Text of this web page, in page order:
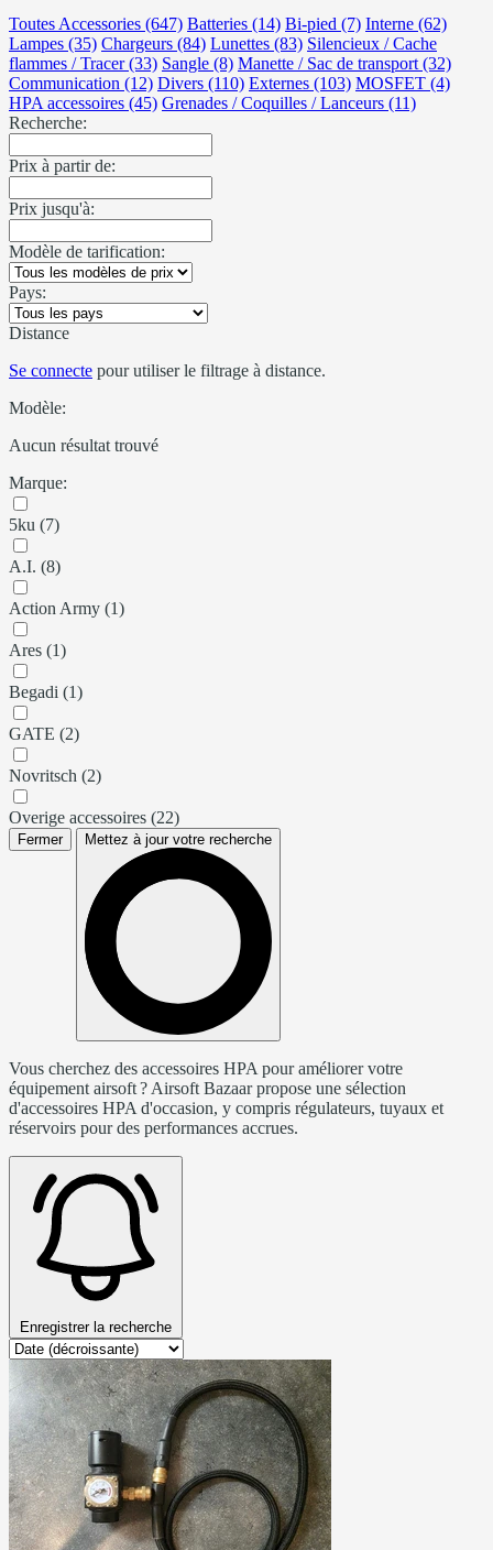
Toutes Accessories (647) Batteries (14) Bi-pied (7) Interne (62)
Lampes (35) Chargeurs (84) Lunettes (83) Silencieux / Cache
flammes / Tracer (33) Sangle (8) Manette / Sac de transport (32)
Communication (12) Divers (110) Externes (103) MOSFET (4)
HPA accessoires (45) Grenades / Coquilles / Lanceurs (11)
Recherche:
Prix à partir de:
Prix jusqu'à:
Modèle de tarification:
Pays:
Distance
Se connecte pour utiliser le filtrage à distance.
Modèle:
Aucun résultat trouvé
Marque:
5ku (7)
A.I. (8)
Action Army (1)
Ares (1)
Begadi (1)
GATE (2)
Novritsch (2)
Overige accessoires (22)
Fermer Mettez à jour votre recherche
Vous cherchez des accessoires HPA pour améliorer votre
équipement airsoft ? Airsoft Bazaar propose une sélection
d'accessoires HPA d'occasion, y compris régulateurs, tuyaux et
réservoirs pour des performances accrues.
Enregistrer la recherche